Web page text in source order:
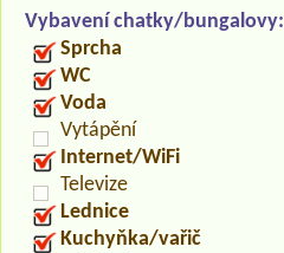
Vybavení chatky/bungalovy:
Sprcha
WC
Voda
Vytápění
Internet/WiFi
Televize
Lednice
Kuchyňka/vařič